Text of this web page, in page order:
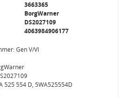
3663365
BorgWarner
DS2027109
4063984906177
Gen V/VI
525 554 D, 5WA525554D